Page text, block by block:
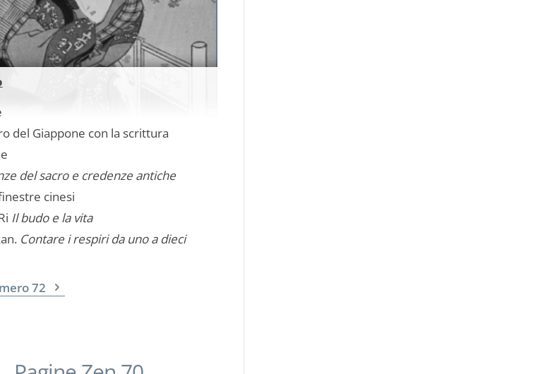
del Giappone con la scrittura
del sacro e credenze antiche
cinesi
Il budo e la vita
Contare i respiri da uno a dieci
72